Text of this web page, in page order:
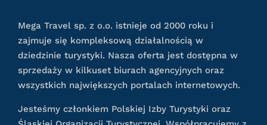
Mega Travel sp. z o.o. istnieje od 2000 roku i
zajmuje się kompleksową działalnością w
dziedzinie turystyki. Nasza oferta jest dostępna w
sprzedaży w kilkuset biurach agencyjnych oraz
wszystkich największych portalach internetowych.
Jesteśmy członkiem Polskiej Izby Turystyki oraz